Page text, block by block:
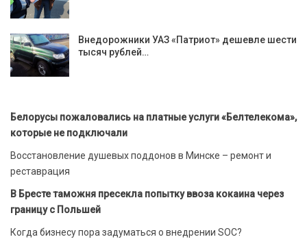
Внедорожники УАЗ «Патриот» дешевле шести
тысяч рублей…
Белорусы пожаловались на платные услуги «Белтелекома»,
которые не подключали
Восстановление душевых поддонов в Минске – ремонт и
реставрация
В Бресте таможня пресекла попытку ввоза кокаина через
границу с Польшей
Когда бизнесу пора задуматься о внедрении SOC?